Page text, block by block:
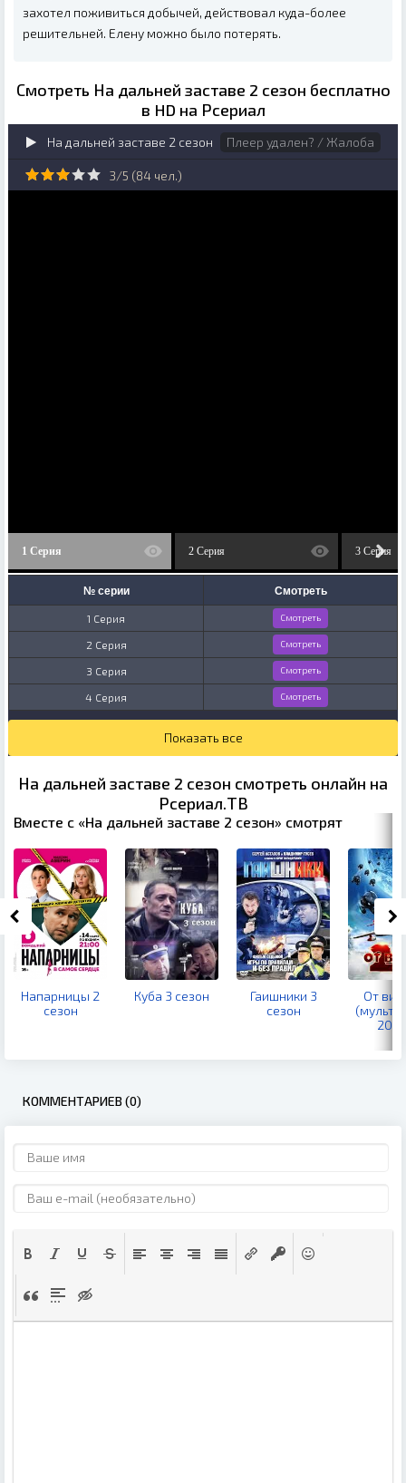
захотел поживиться добычей, действовал куда-более
решительней. Елену можно было потерять.
Смотреть На дальней заставе 2 сезон бесплатно
в HD на Рсериал
На дальней заставе 2 сезон Плеер удален? / Жалоба
3/5 (84 чел.)
1 Серия 2 Серия 3 Серия
№ серии Смотреть
1 Серия Смотреть
2 Серия Смотреть
3 Серия Смотреть
4 Серия Смотреть
Показать все
На дальней заставе 2 сезон смотреть онлайн на
Рсериал.ТВ
Вместе с «На дальней заставе 2 сезон» смотрят
Напарницы 2
сезон
Куба 3 сезон
Гаишники 3
сезон
От
КОММЕНТАРИЕВ (0)